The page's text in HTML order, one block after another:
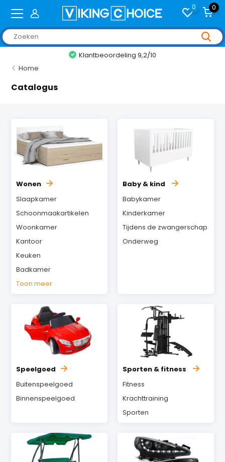
0 0
Klantbeoordeling 9,2/10
Home
Catalogus
Wonen
Slaapkamer
Schoonmaakartikelen
Woonkamer
Kantoor
Keuken
Badkamer
Toon meer
Baby & kind
Babykamer
Kinderkamer
Tijdens de zwangerschap
Onderweg
Speelgoed
Buitenspeelgoed
Binnenspeelgoed
Sporten & fitness
Fitness
Krachttraining
Sporten